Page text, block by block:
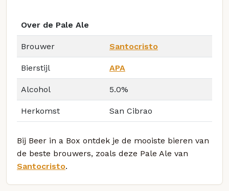
Over de Pale Ale
Brouwer Santocristo
Bierstijl APA
Alcohol 5.0%
Herkomst San Cibrao
Bij Beer in a Box ontdek je de mooiste bieren van
de beste brouwers, zoals deze Pale Ale van
Santocristo.